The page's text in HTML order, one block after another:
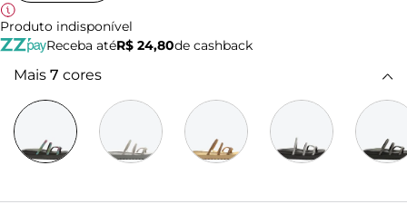
Produto indisponível
Receba atéR$ 24,80de cashback
Mais 7 cores